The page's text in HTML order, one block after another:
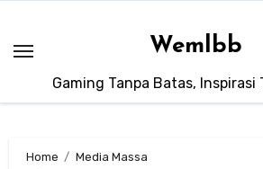
content
Wemlbb
Gaming Tanpa Batas, Inspirasi
Home
Media Massa